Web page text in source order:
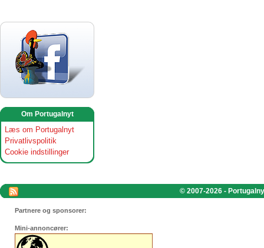
Om Portugalnyt
Læs om Portugalnyt
Privatlivspolitik
Cookie indstillinger
© 2007-2026 -
Partnere og sponsorer:
Mini-annoncører: